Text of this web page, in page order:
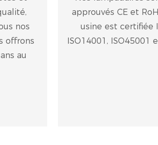
nos
offrons
au
approuvés CE et
usine est certifiée
ISO14001, ISO45001